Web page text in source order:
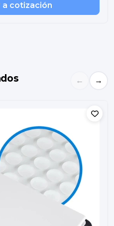
cotización
← →